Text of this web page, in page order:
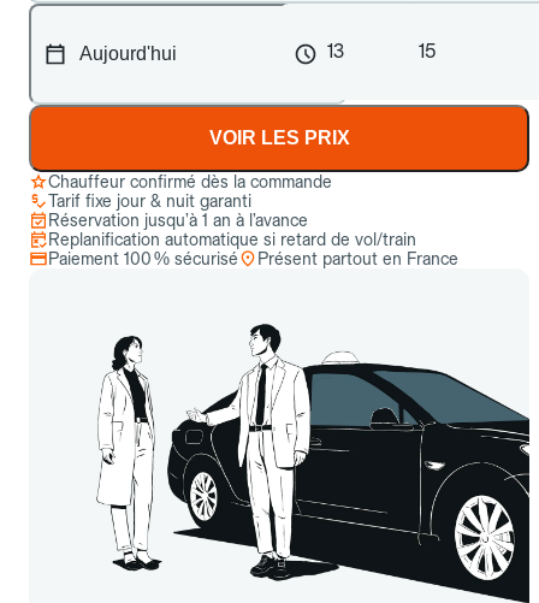
13 15
VOIR LES PRIX
Chauffeur confirmé dès la commande
Tarif fixe jour & nuit garanti
Réservation jusqu’à 1 an à l’avance
Replanification automatique si retard de vol/train
Paiement 100 % sécurisé
Présent partout en France